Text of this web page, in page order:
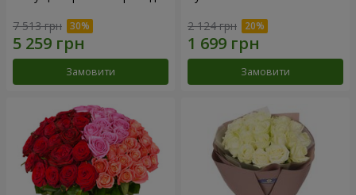
7 513 грн
Замовити
2 124 грн
Замовити